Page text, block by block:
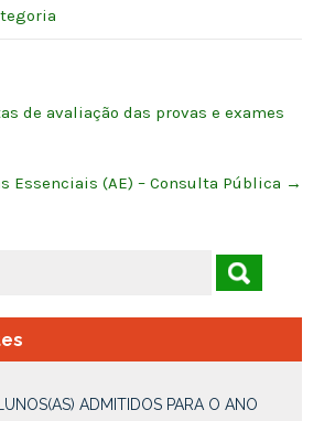
de avaliação das provas e exames
Essenciais (AE) – Consulta Pública →
ADMITIDOS PARA O ANO